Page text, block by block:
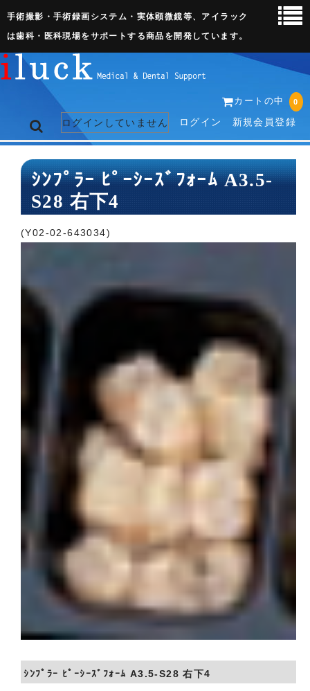
手術撮影・手術録画システム・実体顕微鏡等、アイラック
は歯科・医科現場をサポートする商品を開発しています。
カートの中 0
ログインしていません ログイン 新規会員登録
トップページ
ネット販売ページ
歯科関連機器
ｼﾝﾌﾟﾗｰ ﾋﾟｰｼｰｽﾞﾌｫｰﾑ A3.5-
S28 右下4
(Y02-02-643034)
ｼﾝﾌﾟﾗｰ ﾋﾟｰｼｰｽﾞﾌｫｰﾑ A3.5-S28 右下4